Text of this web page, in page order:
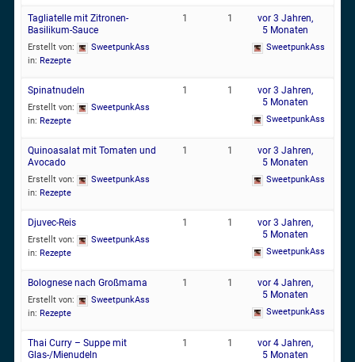
Tagliatelle mit Zitronen-
Basilikum-Sauce
Erstellt von:
SweetpunkAss
in: Rezepte
1 1
vor 3 Jahren,
5 Monaten
SweetpunkAss
Spinatnudeln
Erstellt von:
SweetpunkAss
in: Rezepte
1 1
vor 3 Jahren,
5 Monaten
SweetpunkAss
Quinoasalat mit Tomaten und
Avocado
Erstellt von:
SweetpunkAss
in: Rezepte
1 1
vor 3 Jahren,
5 Monaten
SweetpunkAss
Djuvec-Reis
Erstellt von:
SweetpunkAss
in: Rezepte
1 1
vor 3 Jahren,
5 Monaten
SweetpunkAss
Bolognese nach Großmama
Erstellt von:
SweetpunkAss
in: Rezepte
1 1
vor 4 Jahren,
5 Monaten
SweetpunkAss
Thai Curry – Suppe mit
Glas-/Mienudeln
1 1
vor 4 Jahren,
5 Monaten